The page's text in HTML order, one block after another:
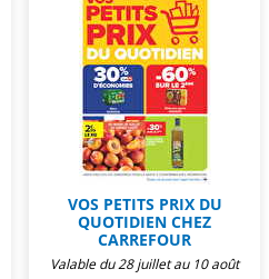
VOS PETITS PRIX DU
QUOTIDIEN CHEZ
CARREFOUR
Valable du 28 juillet au 10 août